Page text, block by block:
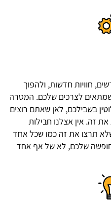
חוויות חדשות, ולהפוך
שמתאים לצרכים שלכם. המטרה
בשבילכם, לאן שאתם רוצים
זה. אין אצלנו חבילות
שלא תרצו את זה כמו שכל אחד
שלכם, לא של אף אחד